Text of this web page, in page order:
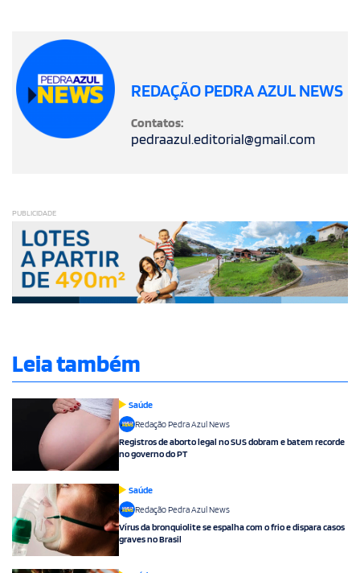
REDAÇÃO PEDRA AZUL NEWS
Contatos:
pedraazul.editorial@gmail.com
PUBLICIDADE
Leia também
Saúde
Redação Pedra Azul News
Registros de aborto legal no SUS dobram e batem recorde
no governo do PT
Saúde
Redação Pedra Azul News
Vírus da bronquiolite se espalha com o frio e dispara casos
graves no Brasil